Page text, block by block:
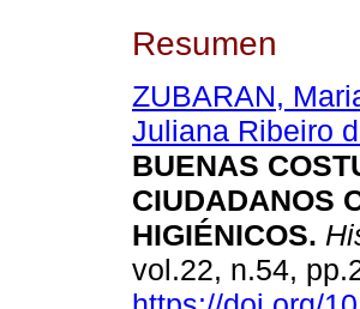
Resumen
ZUBARAN,
Juliana Ribeiro
BUENAS
CIUDADANOS
HIGIÉNICOS.
vol.22, n.54,